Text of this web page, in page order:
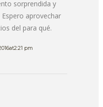
sorprendida y
Espero aprovechar
del para qué.
pm